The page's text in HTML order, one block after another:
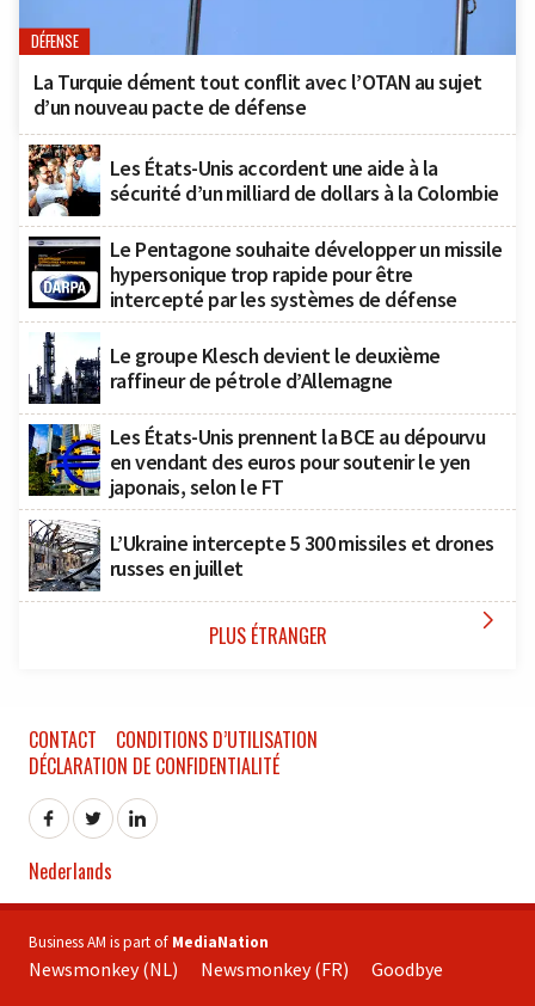
DÉFENSE
La Turquie dément tout conflit avec l’OTAN au sujet
d’un nouveau pacte de défense
Les États-Unis accordent une aide à la
sécurité d’un milliard de dollars à la Colombie
Le Pentagone souhaite développer un missile
hypersonique trop rapide pour être
intercepté par les systèmes de défense
Le groupe Klesch devient le deuxième
raffineur de pétrole d’Allemagne
Les États-Unis prennent la BCE au dépourvu
en vendant des euros pour soutenir le yen
japonais, selon le FT
L’Ukraine intercepte 5 300 missiles et drones
russes en juillet
PLUS ÉTRANGER 
CONTACT
CONDITIONS D’UTILISATION
DÉCLARATION DE CONFIDENTIALITÉ
Nederlands
Business AM is part of MediaNation
Newsmonkey (NL) Newsmonkey (FR) Goodbye